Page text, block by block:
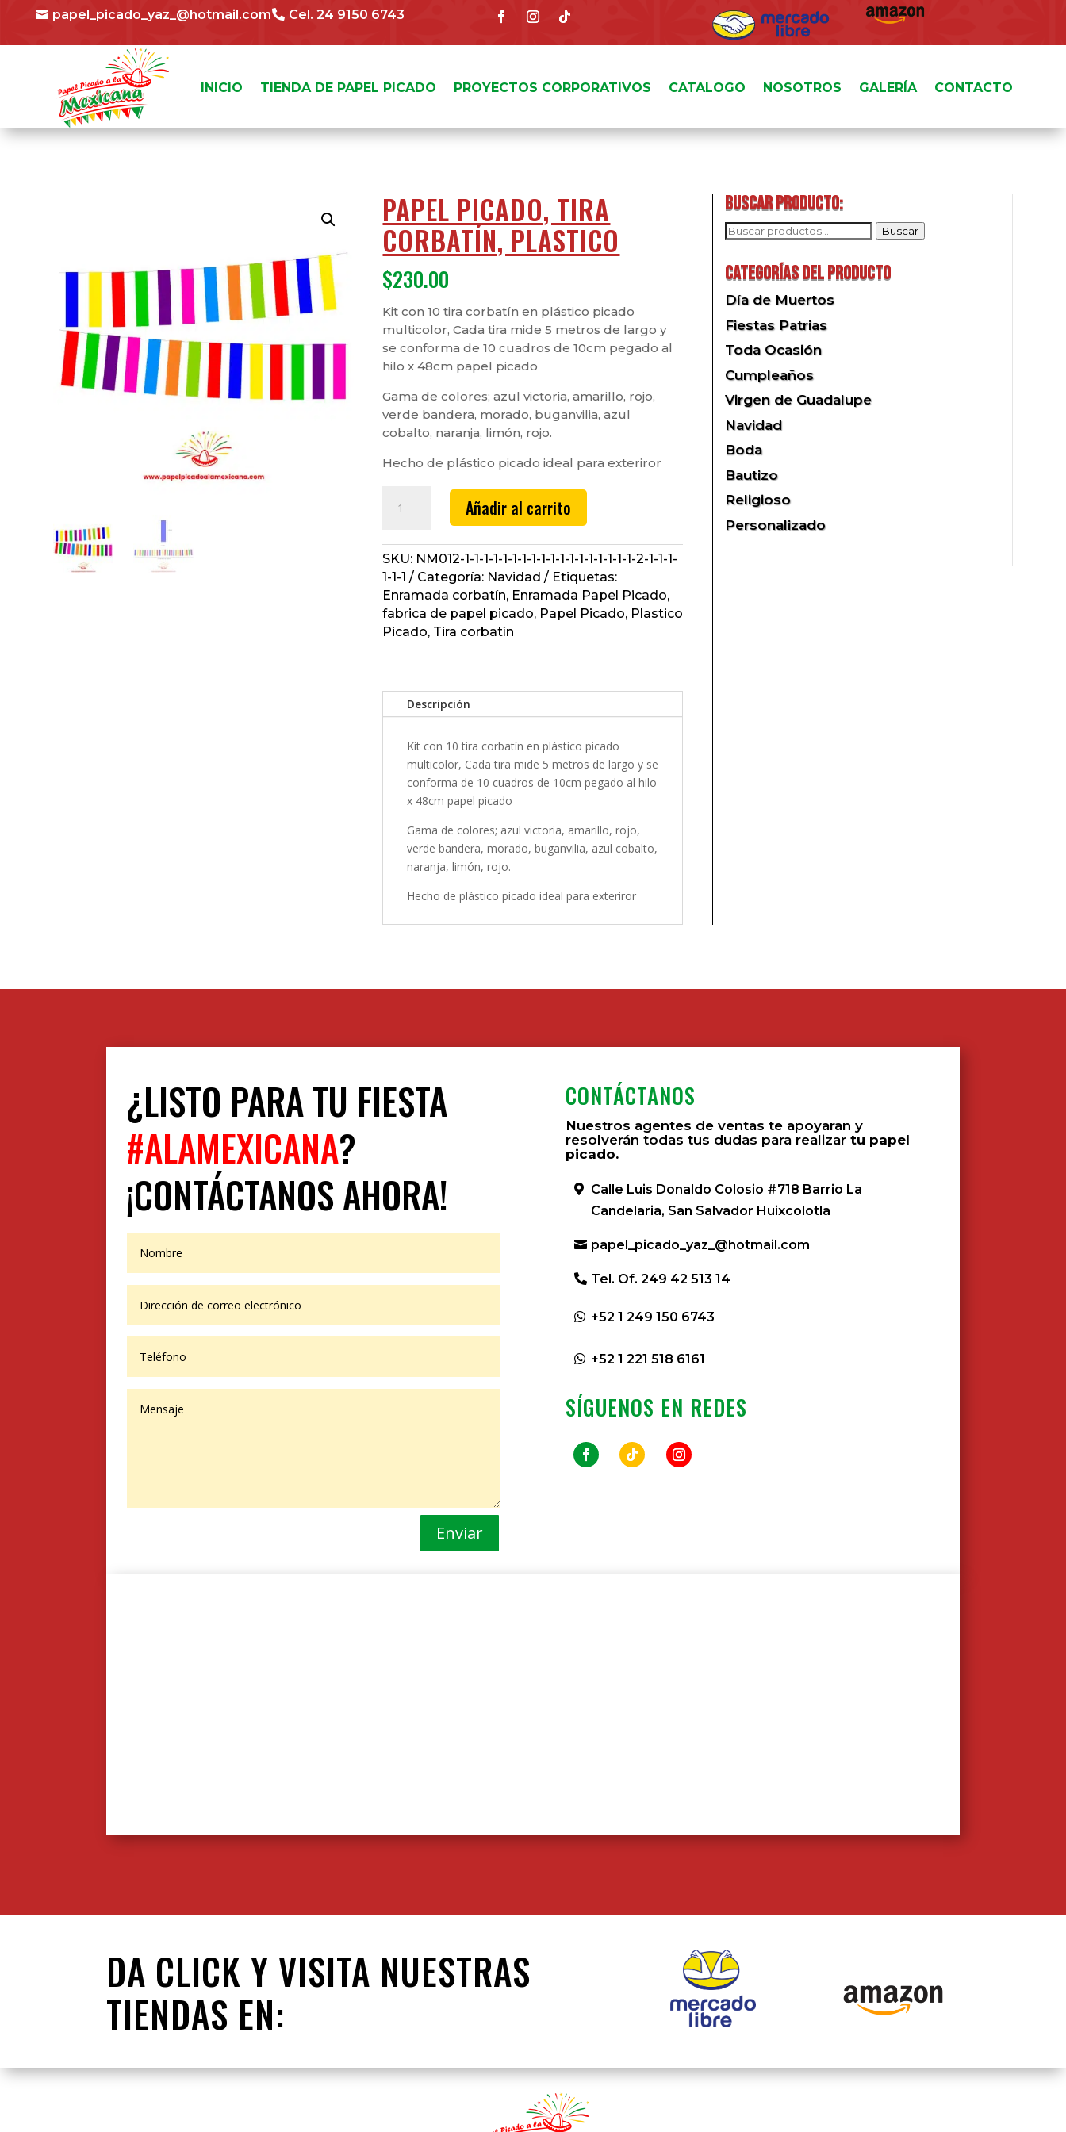
papel_picado_yaz_@hotmail.com Cel. 24 9150 6743
INICIO TIENDA DE PAPEL PICADO PROYECTOS CORPORATIVOS CATALOGO NOSOTROS GALERÍA CONTACTO
PAPEL PICADO, TIRA
CORBATÍN, PLASTICO
$230.00
Kit con 10 tira corbatín en plástico picado
multicolor, Cada tira mide 5 metros de largo y
se conforma de 10 cuadros de 10cm pegado al
hilo x 48cm papel picado
Gama de colores; azul victoria, amarillo, rojo,
verde bandera, morado, buganvilia, azul
cobalto, naranja, limón, rojo.
Hecho de plástico picado ideal para exteriror
Picado,
corbatín,
plastico
cantidad
Añadir al carrito
SKU: NM012-1-1-1-1-1-1-1-1-1-1-1-1-1-1-1-1-1-1-2-1-1-1-
1-1-1
Categoría: Navidad
Etiquetas:
Enramada corbatín, Enramada Papel Picado,
fabrica de papel picado, Papel Picado, Plastico
Picado, Tira corbatín
Descripción
Kit con 10 tira corbatín en plástico picado
multicolor, Cada tira mide 5 metros de largo y se
conforma de 10 cuadros de 10cm pegado al hilo
x 48cm papel picado
Gama de colores; azul victoria, amarillo, rojo,
verde bandera, morado, buganvilia, azul cobalto,
naranja, limón, rojo.
Hecho de plástico picado ideal para exteriror
Buscar producto:
Buscar
Buscar
Categorías del producto
Día de Muertos
Fiestas Patrias
Toda Ocasión
Cumpleaños
Virgen de Guadalupe
Navidad
Boda
Bautizo
Religioso
Personalizado
¿LISTO PARA TU FIESTA
#ALAMEXICANA?
¡CONTÁCTANOS AHORA!
Enviar
CONTÁCTANOS
Nuestros agentes de ventas te apoyaran y
resolverán todas tus dudas para realizar tu papel
picado.
Calle Luis Donaldo Colosio #718 Barrio La
Candelaria, San Salvador Huixcolotla
papel_picado_yaz_@hotmail.com
Tel. Of. 249 42 513 14
+52 1 249 150 6743
+52 1 221 518 6161
SÍGUENOS EN REDES
DA CLICK Y VISITA NUESTRAS
TIENDAS EN: